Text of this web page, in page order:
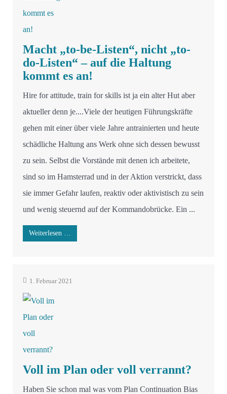
Macht „to-be-Listen“, nicht „to-
do-Listen“ – auf die Haltung
kommt es an!
Hire for attitude, train for skills ist ja ein alter Hut aber
aktueller denn je....Viele der heutigen Führungskräfte
gehen mit einer über viele Jahre antrainierten und heute
schädliche Haltung ans Werk ohne sich dessen bewusst
zu sein. Selbst die Vorstände mit denen ich arbeitete,
sind so im Hamsterrad und in der Aktion verstrickt, dass
sie immer Gefahr laufen, reaktiv oder aktivistisch zu sein
und wenig steuernd auf der Kommandobrücke. Ein ...
Weiterlesen …
1. Februar 2021
Voll im Plan oder voll verrannt?
Haben Sie schon mal was vom Plan Continuation Bias